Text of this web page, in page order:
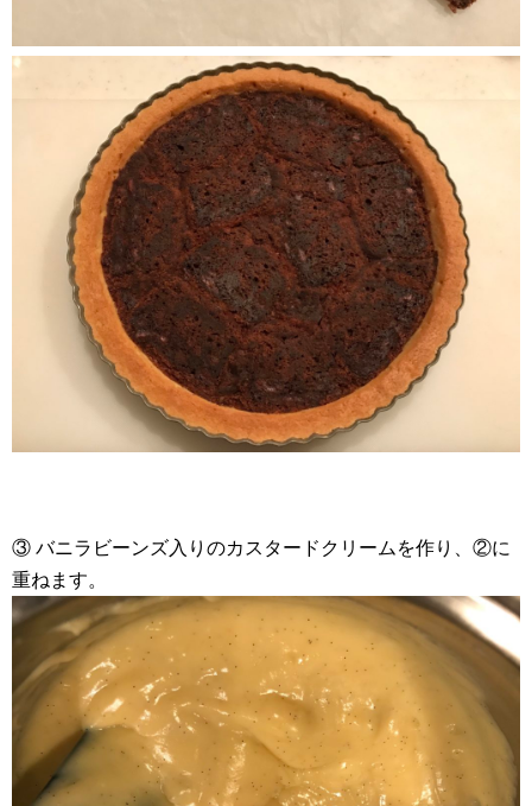
③ バニラビーンズ入りのカスタードクリームを作り、②に
重ねます。